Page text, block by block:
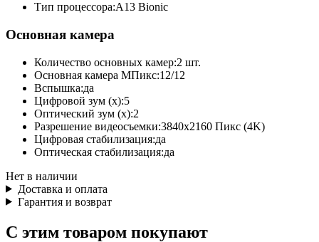
Тип процессора:A13 Bionic
Основная камера
Количество основных камер:2 шт.
Основная камера МПикс:12/12
Вспышка:да
Цифровой зум (x):5
Оптический зум (x):2
Разрешение видеосъемки:3840x2160 Пикс (4K)
Цифровая стабилизация:да
Оптическая стабилизация:да
Нет в наличии
Доставка и оплата
Гарантия и возврат
С этим товаром покупают